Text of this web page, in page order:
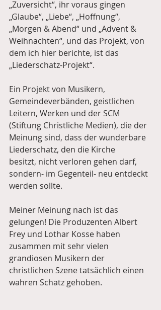
„Zuversicht“, ihr voraus gingen
„Glaube“, „Liebe“, „Hoffnung“,
„Morgen & Abend“ und „Advent &
Weihnachten“, und das Projekt, von
dem ich hier berichte, ist das
„Liederschatz-Projekt“.
Ein Projekt von Musikern,
Gemeindeverbänden, geistlichen
Leitern, Werken und der SCM
(Stiftung Christliche Medien), die der
Meinung sind, dass der wunderbare
Liederschatz, den die Kirche
besitzt, nicht verloren gehen darf,
sondern- im Gegenteil- neu entdeckt
werden sollte.
Meiner Meinung nach ist das
gelungen! Die Produzenten Albert
Frey und Lothar Kosse haben
zusammen mit sehr vielen
grandiosen Musikern der
christlichen Szene tatsächlich einen
wahren Schatz gehoben.